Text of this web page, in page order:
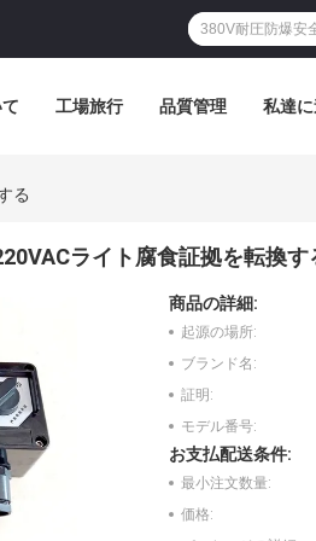
工場旅行 品質管理 私達
る
ライト腐食証拠を転換す
商品の詳細:
起源の場所:
ブランド名:
証明:
モデル番号:
お支払配送条件:
最小注文数量:
価格: